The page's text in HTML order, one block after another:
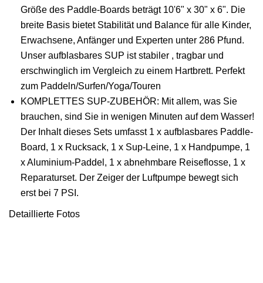
Größe des Paddle-Boards beträgt 10'6" x 30" x 6". Die
breite Basis bietet Stabilität und Balance für alle Kinder,
Erwachsene, Anfänger und Experten unter 286 Pfund.
Unser aufblasbares SUP ist stabiler , tragbar und
erschwinglich im Vergleich zu einem Hartbrett. Perfekt
zum Paddeln/Surfen/Yoga/Touren
KOMPLETTES SUP-ZUBEHÖR: Mit allem, was Sie
brauchen, sind Sie in wenigen Minuten auf dem Wasser!
Der Inhalt dieses Sets umfasst 1 x aufblasbares Paddle-
Board, 1 x Rucksack, 1 x Sup-Leine, 1 x Handpumpe, 1
x Aluminium-Paddel, 1 x abnehmbare Reiseflosse, 1 x
Reparaturset. Der Zeiger der Luftpumpe bewegt sich
erst bei 7 PSI.
Detaillierte Fotos